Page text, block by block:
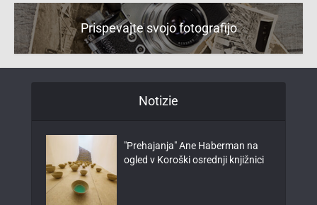
Prispevajte svojo fotografijo
Notizie
"Prehajanja" Ane Haberman na
ogled v Koroški osrednji knjižnici